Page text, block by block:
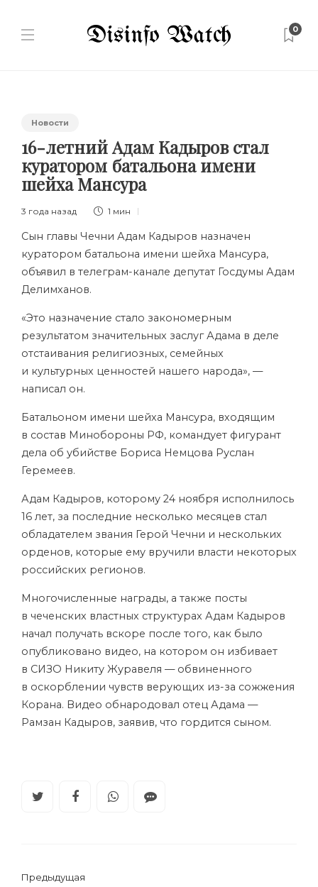
0
Новости
16-летний Адам Кадыров стал
куратором батальона имени
шейха Мансура
3 года назад 1 мин
Сын главы Чечни Адам Кадыров назначен
куратором батальона имени шейха Мансура,
объявил в телеграм-канале депутат Госдумы Адам
Делимханов.
«Это назначение стало закономерным
результатом значительных заслуг Адама в деле
отстаивания религиозных, семейных
и культурных ценностей нашего народа», —
написал он.
Батальоном имени шейха Мансура, входящим
в состав Минобороны РФ, командует фигурант
дела об убийстве Бориса Немцова Руслан
Геремеев.
Адам Кадыров, которому 24 ноября исполнилось
16 лет, за последние несколько месяцев стал
обладателем звания Герой Чечни и нескольких
орденов, которые ему вручили власти некоторых
российских регионов.
Многочисленные награды, а также посты
в чеченских властных структурах Адам Кадыров
начал получать вскоре после того, как было
опубликовано видео, на котором он избивает
в СИЗО Никиту Журавеля — обвиненного
в оскорблении чувств верующих из-за сожжения
Корана. Видео обнародовал отец Адама —
Рамзан Кадыров, заявив, что гордится сыном.
Предыдущая